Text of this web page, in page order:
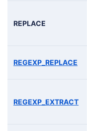
REPLACE
REGEXP_REPLACE
REGEXP_EXTRACT